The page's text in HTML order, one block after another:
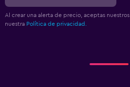
Al crear una alerta de precio, aceptas nuestros
nuestra Política de privacidad.